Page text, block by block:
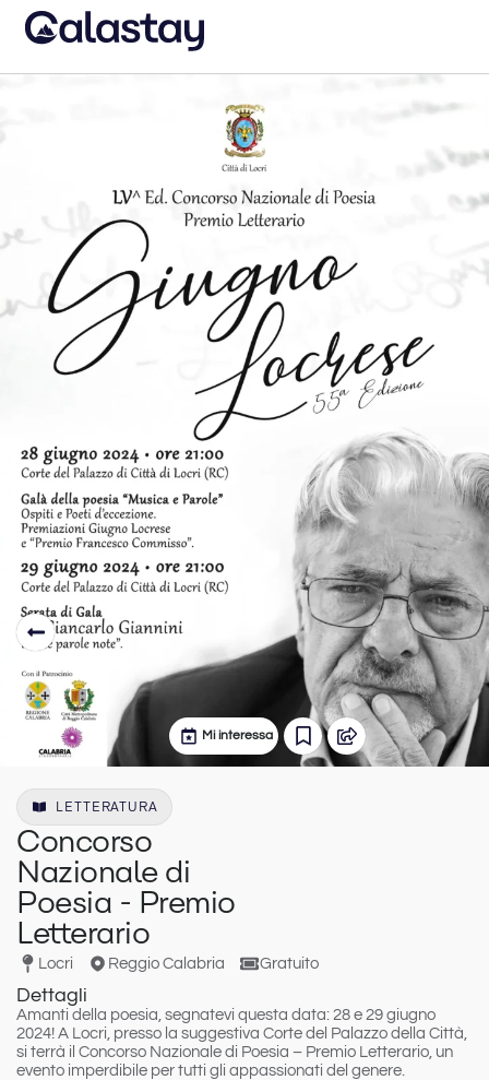
Mi interessa
LETTERATURA
Concorso
Nazionale di
Poesia - Premio
Letterario
Locri Reggio Calabria Gratuito
Dettagli
Amanti della poesia, segnatevi questa data: 28 e 29 giugno
2024! A Locri, presso la suggestiva Corte del Palazzo della Città
si terrà il Concorso Nazionale di Poesia – Premio Letterario , un
evento imperdibile per tutti gli appassionati del genere.